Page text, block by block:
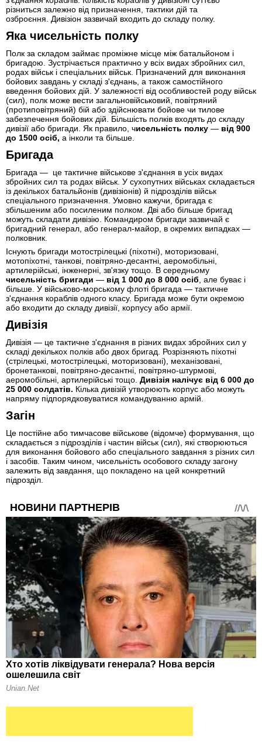
різниться залежно від призначення, тактики дій та
озброєння. Дивізіон зазвичай входить до складу полку.
Яка чисельність полку
Полк за складом займає проміжне місце між батальйоном і
бригадою. Зустрічається практично у всіх видах збройних сил,
родах військ і спеціальних військ. Призначений для виконання
бойових завдань у складі з'єднань, а також самостійного
введення бойових дій. У залежності від особливостей роду військ
(сил), полк може вести загальновійськовий, повітряний
(протиповітряний) бій або здійснювати бойове чи тилове
забезпечення бойових дій. Більшість полків входять до складу
дивізії або бригади. Як правило, чисельність полку — від 900
до 1500 осіб, а інколи та більше.
Бригада
Бригада — це тактичне військове з'єднання в усіх видах
збройних сил та родах військ. У сухопутних військах складається
із декількох батальйонів (дивізіонів) й підрозділів військ
спеціального призначення. Умовно кажучи, бригада є
збільшеним або посиленим полком. Дві або більше бригад
можуть складати дивізію. Командиром бригади зазвичай є
бригадний генерал, або генерал-майор, в окремих випадках —
полковник.
Існують бригади мотострілецькі (піхотні), моторизовані,
мотопіхотні, танкові, повітряно-десантні, аеромобільні,
артилерійські, інженерні, зв'язку тощо. В середньому
чисельність бригади — від 1 000 до 8 000 осіб, але буває і
більше. У військово-морському флоті бригада — тактичне
з'єднання кораблів одного класу. Бригада може бути окремою
або входити до складу дивізії, корпусу або армії.
Дивізія
Дивізія — це тактичне з'єднання в різних видах збройних сил у
складі декількох полків або двох бригад. Розрізняють піхотні
(стрілецькі, мотострілецькі, моторизовані), механізовані,
бронетанкові, повітряно-десантні, повітряно-штурмові,
аеромобільні, артилерійські тощо. Дивізія налічує від 6 000 до
25 000 солдатів. Кілька дивізій утворюють корпус або можуть
напряму підпорядковуватися командуванню армій.
Загін
Це постійне або тимчасове військове (відомче) формування, що
складається з підрозділів і частин військ (сил), які створюються
для виконання бойового або спеціального завдання з різних сил
і засобів. Таким чином, чисельність особового складу загону
залежить від завдання, що покладено на цей конкретний
підрозділ.